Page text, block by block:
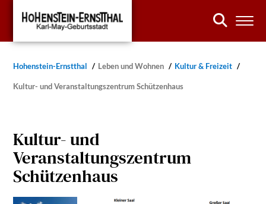
Hohenstein-Ernstthal Leben und Wohnen Kultur & Freizeit
Kultur- und Veranstaltungszentrum Schützenhaus
Kultur- und
Veranstaltungszentrum
Schützenhaus